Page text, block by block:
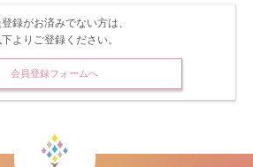
録がお済みでない方は、
下よりご登録ください。
会員登録フォームへ